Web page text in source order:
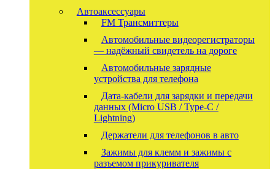
Автоаксессуары
FM Трансмиттеры
Автомобильные видеорегистраторы
— надёжный свидетель на дороге
Автомобильные зарядные
устройства для телефона
Дата-кабели для зарядки и передачи
данных (Micro USB / Type-C /
Lightning)
Держатели для телефонов в авто
Зажимы для клемм и зажимы с
разъемом прикуривателя